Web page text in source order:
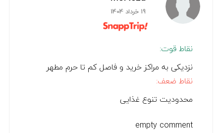
19 خرداد 1404
نقاط قوت:
نزدیکی به مراکز خرید و فاصل کم تا حرم مطهر
نقاط ضعف:
محدودیت تنوع غذایی
empty comment